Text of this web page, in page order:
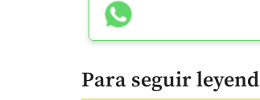
Para seguir